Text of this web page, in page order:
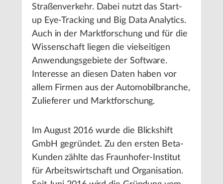
Straßenverkehr. Dabei nutzt das Start-
up Eye-Tracking und Big Data Analytics.
Auch in der Marktforschung und für die
Wissenschaft liegen die vielseitigen
Anwendungsgebiete der Software.
Interesse an diesen Daten haben vor
allem Firmen aus der Automobilbranche,
Zulieferer und Marktforschung.
Im August 2016 wurde die Blickshift
GmbH gegründet. Zu den ersten Beta-
Kunden zählte das Fraunhofer-Institut
für Arbeitswirtschaft und Organisation.